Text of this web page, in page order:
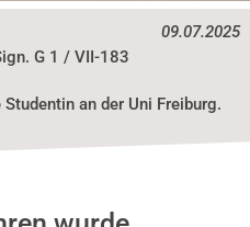
09.07.2025
G 1 / VII-183
an der Uni Freiburg.